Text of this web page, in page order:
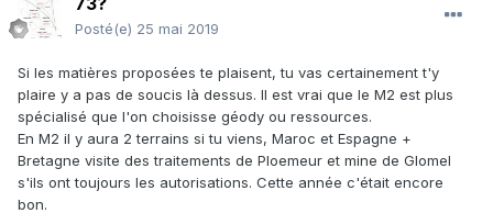
Posté(e) 25 mai 2019
Si les matières proposées te plaisent, tu vas certainement t'y
plaire y a pas de soucis là dessus. Il est vrai que le M2 est plus
spécialisé que l'on choisisse géody ou ressources.
En M2 il y aura 2 terrains si tu viens, Maroc et Espagne +
Bretagne visite des traitements de Ploemeur et mine de Glomel
s'ils ont toujours les autorisations. Cette année c'était encore
bon.